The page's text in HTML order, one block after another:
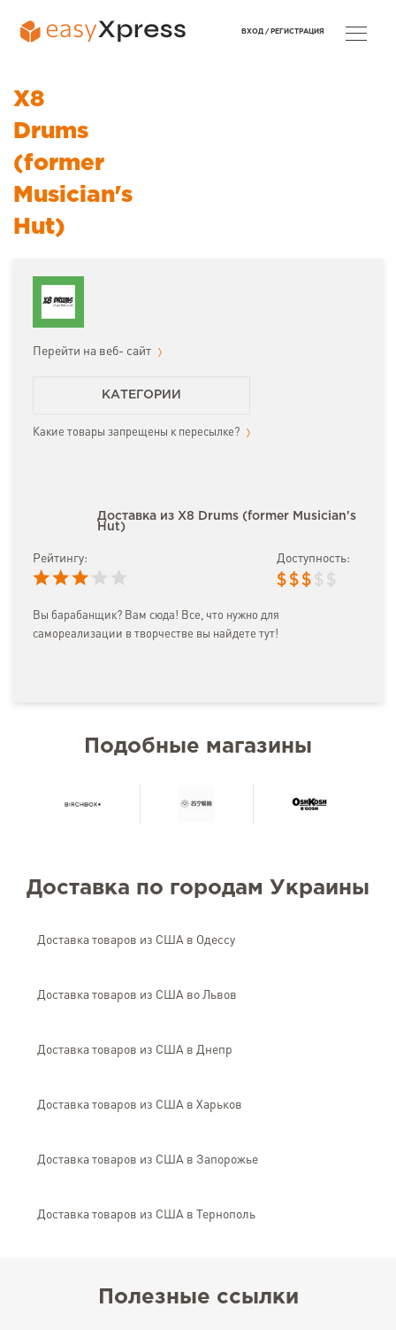
X8
Drums
(former
Musician's
Hut)
Перейти на веб- сайт
КАТЕГОРИИ
Какие товары запрещены к пересылке?
Доставка из X8 Drums (former Musician's
Hut)
Рейтингу: Доступность:
$ $ $ $ $
Вы барабанщик? Вам сюда! Все, что нужно для
самореализации в творчестве вы найдете тут!
Подобные магазины
Доставка по городам Украины
Доставка товаров из США в Одессу
Доставка товаров из США во Львов
Доставка товаров из США в Днепр
Доставка товаров из США в Харьков
Доставка товаров из США в Запорожье
Доставка товаров из США в Тернополь
Полезные ссылки
ВХОД / РЕГИСТРАЦИЯ